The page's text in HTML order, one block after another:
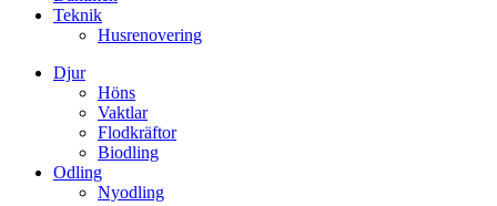
Teknik
Husrenovering
Djur
Höns
Vaktlar
Flodkräftor
Biodling
Odling
Nyodling